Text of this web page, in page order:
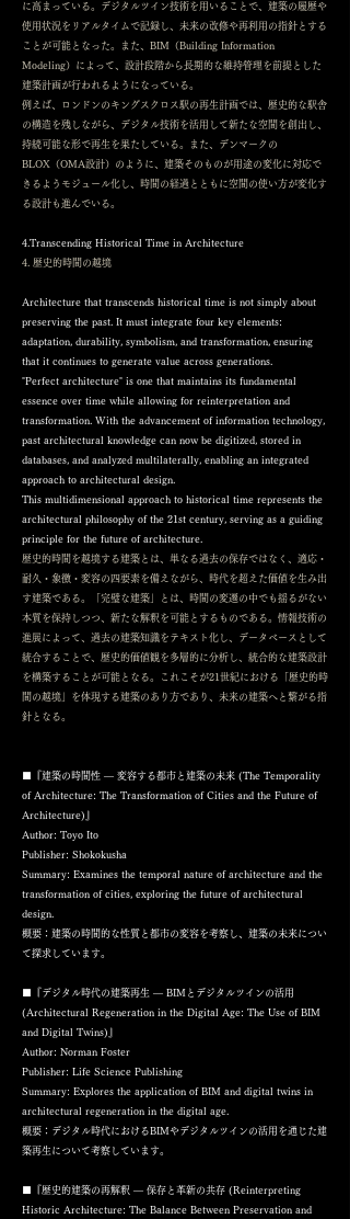
に高まっている。デジタルツイン技術を用いることで、建築の履歴や
使用状況をリアルタイムで記録し、未来の改修や再利用の指針とする
ことが可能となった。また、BIM（Building Information
Modeling）によって、設計段階から長期的な維持管理を前提とした
建築計画が行われるようになっている。
例えば、ロンドンのキングスクロス駅の再生計画では、歴史的な駅舎
の構造を残しながら、デジタル技術を活用して新たな空間を創出し、
持続可能な形で再生を果たしている。また、デンマークの
BLOX（OMA設計）のように、建築そのものが用途の変化に対応で
きるようモジュール化し、時間の経過とともに空間の使い方が変化す
る設計も進んでいる。
4.Transcending Historical Time in Architecture
4. 歴史的時間の越境
Architecture that transcends historical time is not simply about
preserving the past. It must integrate four key elements:
adaptation, durability, symbolism, and transformation, ensuring
that it continues to generate value across generations.
"Perfect architecture" is one that maintains its fundamental
essence over time while allowing for reinterpretation and
transformation. With the advancement of information technology,
past architectural knowledge can now be digitized, stored in
databases, and analyzed multilaterally, enabling an integrated
approach to architectural design.
This multidimensional approach to historical time represents the
architectural philosophy of the 21st century, serving as a guiding
principle for the future of architecture.
歴史的時間を越境する建築とは、単なる過去の保存ではなく、適応・
耐久・象徴・変容の四要素を備えながら、時代を超えた価値を生み出
す建築である。「完璧な建築」とは、時間の変遷の中でも揺るがない
本質を保持しつつ、新たな解釈を可能とするものである。情報技術の
進展によって、過去の建築知識をテキスト化し、データベースとして
統合することで、歴史的価値観を多層的に分析し、統合的な建築設計
を構築することが可能となる。これこそが21世紀における「歴史的時
間の越境」を体現する建築のあり方であり、未来の建築へと繋がる指
針となる。
■『建築の時間性 ― 変容する都市と建築の未来 (The Temporality
of Architecture: The Transformation of Cities and the Future of
Architecture)』
Author: Toyo Ito
Publisher: Shokokusha
Summary: Examines the temporal nature of architecture and the
transformation of cities, exploring the future of architectural
design.
概要：建築の時間的な性質と都市の変容を考察し、建築の未来につい
て探求しています。
■『デジタル時代の建築再生 ― BIMとデジタルツインの活用
(Architectural Regeneration in the Digital Age: The Use of BIM
and Digital Twins)』
Author: Norman Foster
Publisher: Life Science Publishing
Summary: Explores the application of BIM and digital twins in
architectural regeneration in the digital age.
概要：デジタル時代におけるBIMやデジタルツインの活用を通じた建
築再生について考察しています。
■『歴史的建築の再解釈 ― 保存と革新の共存 (Reinterpreting
Historic Architecture: The Balance Between Preservation and